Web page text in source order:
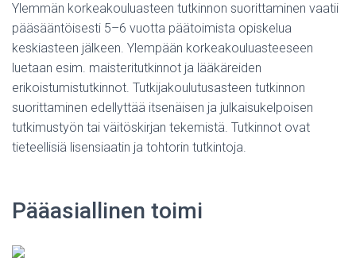
Ylemmän korkeakouluasteen tutkinnon suorittaminen vaatii
pääsääntöisesti 5–6 vuotta päätoimista opiskelua
keskiasteen jälkeen. Ylempään korkeakouluasteeseen
luetaan esim. maisteritutkinnot ja lääkäreiden
erikoistumistutkinnot. Tutkijakoulutusasteen tutkinnon
suorittaminen edellyttää itsenäisen ja julkaisukelpoisen
tutkimustyön tai väitöskirjan tekemistä. Tutkinnot ovat
tieteellisiä lisensiaatin ja tohtorin tutkintoja.
Pääasiallinen toimi